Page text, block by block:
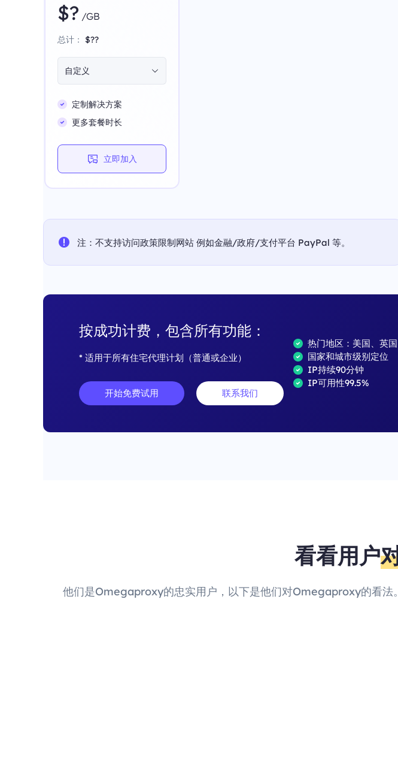
$? /GB
总计： $??
自定义
定制解决方案
更多套餐时长
立即加入
注：不支持访问政策限制网站 例如金融/政府/支付平台 PayPal 等。
按成功计费，包含所有功能：
* 适用于所有住宅代理计划（普通或企业）
开始免费试用 联系我们
热门地区：美国、英
国家和城市级别定位
IP持续90分钟
IP可用性99.5%
看看用户
他们是Omegaproxy的忠实用户，以下是他们对Omegaproxy的看法